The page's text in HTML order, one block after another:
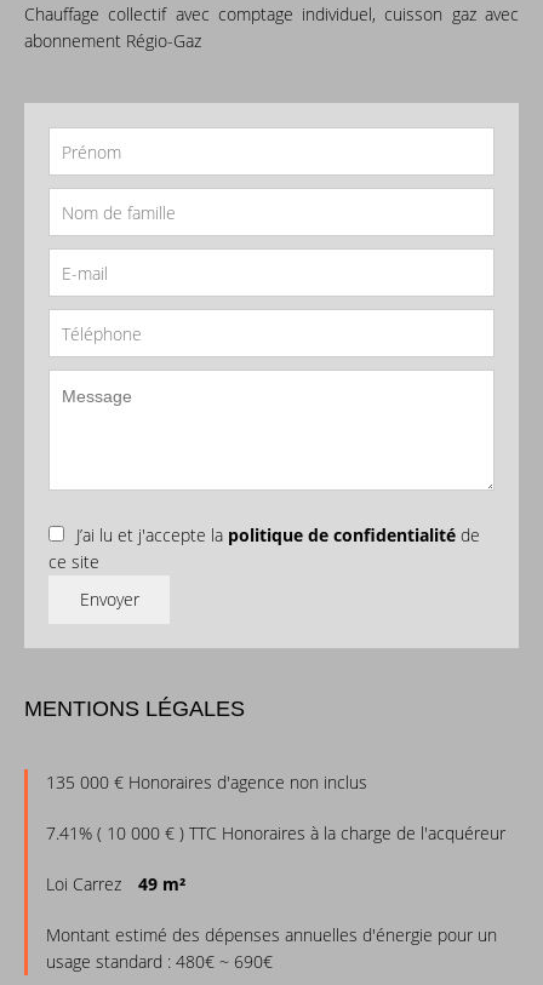
Chauffage collectif avec comptage individuel, cuisson gaz avec
abonnement Régio-Gaz
J’ai lu et j'accepte la politique de confidentialité de
ce site
Envoyer
MENTIONS LÉGALES
135 000 € Honoraires d'agence non inclus
7.41% ( 10 000 € ) TTC Honoraires à la charge de l'acquéreur
Loi Carrez 49 m²
Montant estimé des dépenses annuelles d'énergie pour un
usage standard : 480€ ~ 690€